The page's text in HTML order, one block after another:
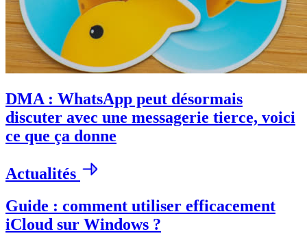
DMA : WhatsApp peut désormais
discuter avec une messagerie tierce, voici
ce que ça donne
Actualités
Guide : comment utiliser efficacement
iCloud sur Windows ?